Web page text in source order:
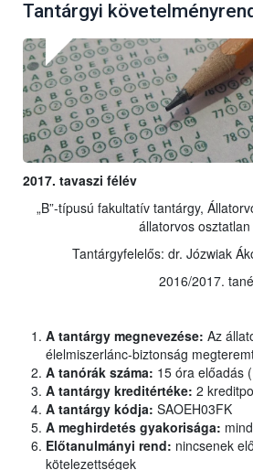
Tantárgyi
2017. tavaszi félév
„B”-típusú fakultatív tantárgy,
állatorvos
Tantárgyfelelős: dr. Józwiak
2016/2017.
A tantárgy megnevezése: Az
élelmiszerlánc-biztonság
A tanórák száma: 15 óra előadás
A tantárgy kreditértéke: 2
A tantárgy kódja: SAOEH03FK
A meghirdetés gyakorisága:
Előtanulmányi rend: nincsenek
kötelezettségek